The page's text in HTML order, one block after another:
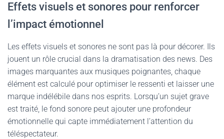
Effets visuels et sonores pour renforcer
l’impact émotionnel
Les effets visuels et sonores ne sont pas là pour décorer. Ils
jouent un rôle crucial dans la dramatisation des news. Des
images marquantes aux musiques poignantes, chaque
élément est calculé pour optimiser le ressenti et laisser une
marque indélébile dans nos esprits. Lorsqu’un sujet grave
est traité, le fond sonore peut ajouter une profondeur
émotionnelle qui capte immédiatement l’attention du
téléspectateur.